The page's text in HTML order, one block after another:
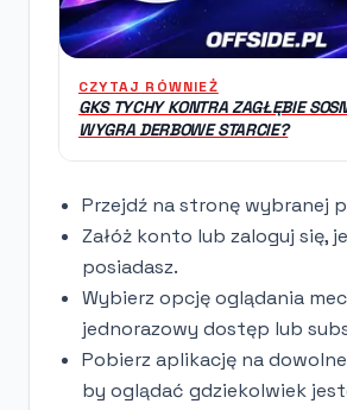
CZYTAJ RÓWNIEŻ
GKS TYCHY KONTRA ZAGŁĘBIE
WYGRA DERBOWE STARCIE?
Przejdź na stronę wybranej
Załóż konto lub zaloguj się,
posiadasz.
Wybierz opcję oglądania
jednorazowy dostęp lub
Pobierz aplikację na
by oglądać gdziekolwiek